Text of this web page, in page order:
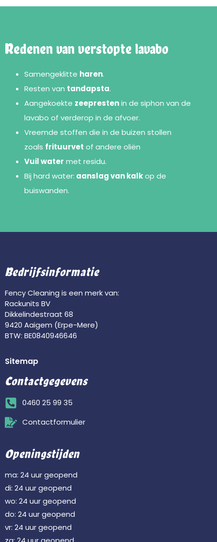
Redenen van verstopte lavabo
Samengeklitte haren.
Resten van tandapsta.
Aangekoekte zeeprestenin de siphon van de
lavabo of verderop in de afvoer.
Vreemde stoffen die in de buizen stollen
zoals frituurvet of andere oliën
Vuil water met residu.
Bij hard water: aanslag van kalkop de
buiswanden.
Bedrijfsinformatie
Fency Cleaning is een merk van:
Rackunits BV
Dikkelindestraat 68
9420 Aaigem (Erpe-Mere)
BTW: BE0840946646
Sitemap
Contactgegevens
0460 25 99 35
Contactformulier
Openingstijden
ma: 24 uur geopend
di: 24 uur geopend
wo: 24 uur geopend
do: 24 uur geopend
vr: 24 uur geopend